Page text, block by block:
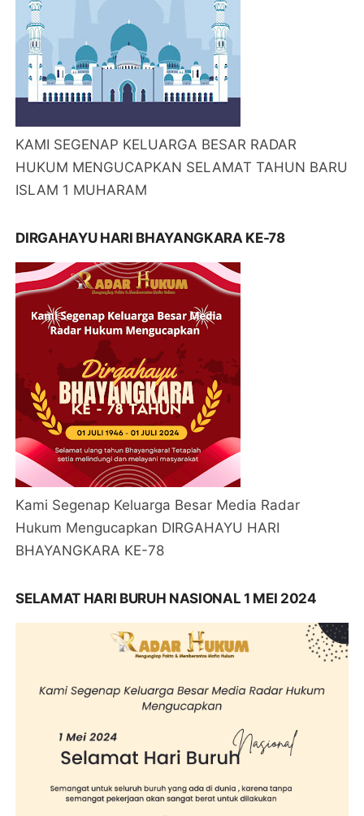
KAMI SEGENAP KELUARGA BESAR RADAR
HUKUM MENGUCAPKAN SELAMAT TAHUN BARU
ISLAM 1 MUHARAM
DIRGAHAYU HARI BHAYANGKARA KE-78
Kami Segenap Keluarga Besar Media Radar
Hukum Mengucapkan DIRGAHAYU HARI
BHAYANGKARA KE-78
SELAMAT HARI BURUH NASIONAL 1 MEI 2024